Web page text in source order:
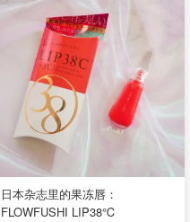
需要定期清洁哦！最后那个湿巾
就给猫咪擦泪痕、眼屎和擦屁屁
发一些猫咪相关的晒货，被朋友
们戏称：美妆博主转型宠物博主
23333「该晒货来自@谢辰年
_Natsuko年年-北美省钱快报，版
权归原作者所有」
般来说成分表最前排的是最多成
分的，越靠后则越少。很多护肤
品第一个都是water，但这款面膜
排名靠前的成分却是小黄花、丝
瓜、芦荟、胶原蛋白、玻尿酸等
有效成分！很良心呀！ 功效就是
保湿！没什么特别的香味，精华
虽多但一点儿也不闷^ - ^因为这个
爱上了这个牌子，以后有机会想
把他家面膜线全买回来试试～ #面
膜打卡第3天#「该晒货来自@谢
辰年_Natsuko年年-北美省钱快
日本杂志里的果冻唇：
FLOWFUSHI LIP38℃